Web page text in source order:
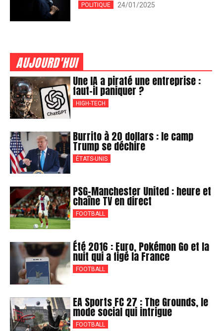
POLITIQUE 24/01/2025
AUJOURD'HUI
Une IA a piraté une entreprise :
faut-il paniquer ?
HIGH-TECH
Burrito à 20 dollars : le camp
Trump se déchire
ÉTATS-UNIS
PSG-Manchester United : heure et
chaîne TV en direct
FOOTBALL
Été 2016 : Euro, Pokémon Go et la
nuit qui a figé la France
FOOTBALL
EA Sports FC 27 : The Grounds, le
mode social qui intrigue
FOOTBALL